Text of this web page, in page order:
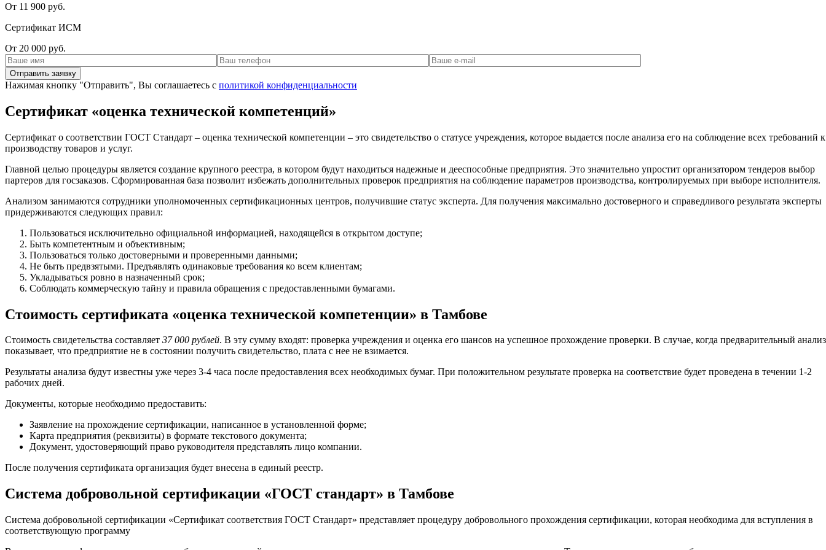
От 11 900 руб.
Сертификат ИСМ
От 20 000 руб.
Нажимая кнопку "Отправить", Вы соглашаетесь с политикой конфиденциальности
Сертификат «оценка технической компетенций»
Сертификат о соответствии ГОСТ Стандарт – оценка технической компетенции – это свидетельство о статусе учреждения, которое выдается после анализа его на соблюдение всех требований к
производству товаров и услуг.
Главной целью процедуры является создание крупного реестра, в котором будут находиться надежные и дееспособные предприятия. Это значительно упростит организатором тендеров выбор
партеров для госзаказов. Сформированная база позволит избежать дополнительных проверок предприятия на соблюдение параметров производства, контролируемых при выборе исполнителя.
Анализом занимаются сотрудники уполномоченных сертификационных центров, получившие статус эксперта. Для получения максимально достоверного и справедливого результата эксперты
придерживаются следующих правил:
Пользоваться исключительно официальной информацией, находящейся в открытом доступе;
Быть компетентным и объективным;
Пользоваться только достоверными и проверенными данными;
Не быть предвзятыми. Предъявлять одинаковые требования ко всем клиентам;
Укладываться ровно в назначенный срок;
Соблюдать коммерческую тайну и правила обращения с предоставленными бумагами.
Стоимость сертификата «оценка технической компетенции» в Тамбове
Стоимость свидетельства составляет 37 000 рублей. В эту сумму входят: проверка учреждения и оценка его шансов на успешное прохождение проверки. В случае, когда предварительный анализ
показывает, что предприятие не в состоянии получить свидетельство, плата с нее не взимается.
Результаты анализа будут известны уже через 3-4 часа после предоставления всех необходимых бумаг. При положительном результате проверка на соответствие будет проведена в течении 1-2
рабочих дней.
Документы, которые необходимо предоставить:
Заявление на прохождение сертификации, написанное в установленной форме;
Карта предприятия (реквизиты) в формате текстового документа;
Документ, удостоверяющий право руководителя представлять лицо компании.
После получения сертификата организация будет внесена в единый реестр.
Система добровольной сертификации «ГОСТ стандарт» в Тамбове
Система добровольной сертификации «Сертификат соответствия ГОСТ Стандарт» представляет процедуру добровольного прохождения сертификации, которая необходима для вступления в
соответствующую программу